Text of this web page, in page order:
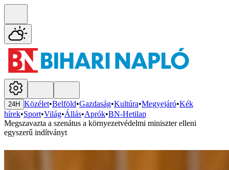
24H Közélet•Belföld•Gazdaság•Kultúra•Megyejáró•Kék
hírek•Sport•Világ•Állás•Aprók•BN-Hetilap
Megszavazta a szenátus a környezetvédelmi miniszter elleni
egyszerű indítványt